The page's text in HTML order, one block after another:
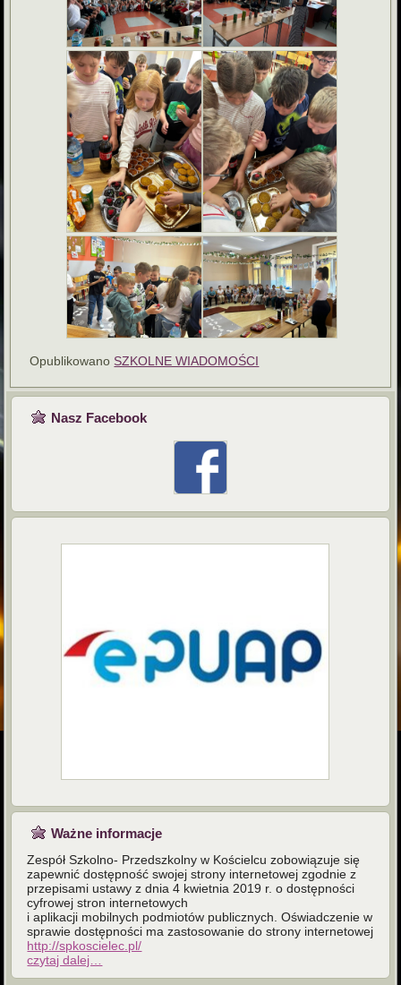
Opublikowano SZKOLNE WIADOMOŚCI
Nasz Facebook
Ważne informacje
Zespół Szkolno- Przedszkolny w Kościelcu zobowiązuje się
zapewnić dostępność swojej strony internetowej zgodnie z
przepisami ustawy z dnia 4 kwietnia 2019 r. o dostępności
cyfrowej stron internetowych
i aplikacji mobilnych podmiotów publicznych. Oświadczenie w
sprawie dostępności ma zastosowanie do strony internetowej
http://spkoscielec.pl/
czytaj dalej…